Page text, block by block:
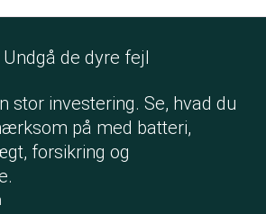
de dyre fejl
stor investering. Se, hvad du
på med batteri,
forsikring og